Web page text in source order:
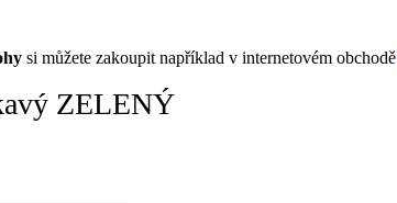
si můžete zakoupit například v internetovém obchodě
ZELENÝ